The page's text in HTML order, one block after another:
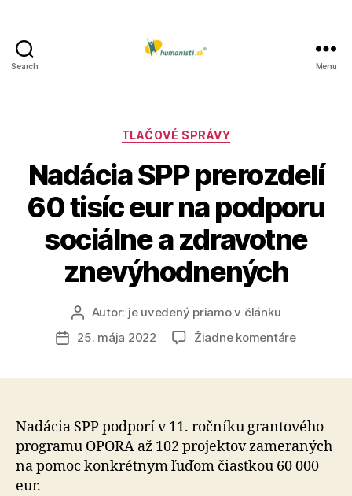
Search Menu
Kategórie
TLAČOVÉ SPRÁVY
Nadácia SPP prerozdelí
60 tisíc eur na podporu
sociálne a zdravotne
znevýhodnených
Autor
článku
Autor: je uvedený priamo v článku
Dátum
25. mája 2022 Žiadne komentárena
tisíc
eur
na
podporu
Nadácia SPP podporí v 11. ročníku grantového
programu OPORA až 102 projektov zameraných
na pomoc konkrétnym ľuďom čiastkou 60 000
eur.